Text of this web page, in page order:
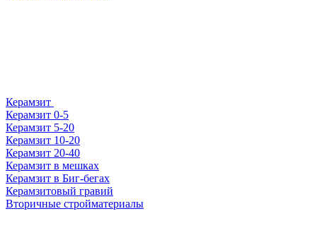
Керамзит
Керамзит 0-5
Керамзит 5-20
Керамзит 10-20
Керамзит 20-40
Керамзит в мешках
Керамзит в Биг-бегах
Керамзитовый гравий
Вторичные стройматериалы